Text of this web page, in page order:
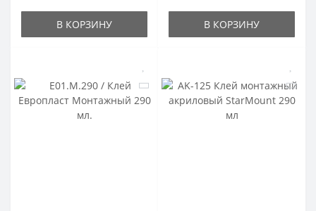
В КОРЗИНУ В КОРЗИНУ